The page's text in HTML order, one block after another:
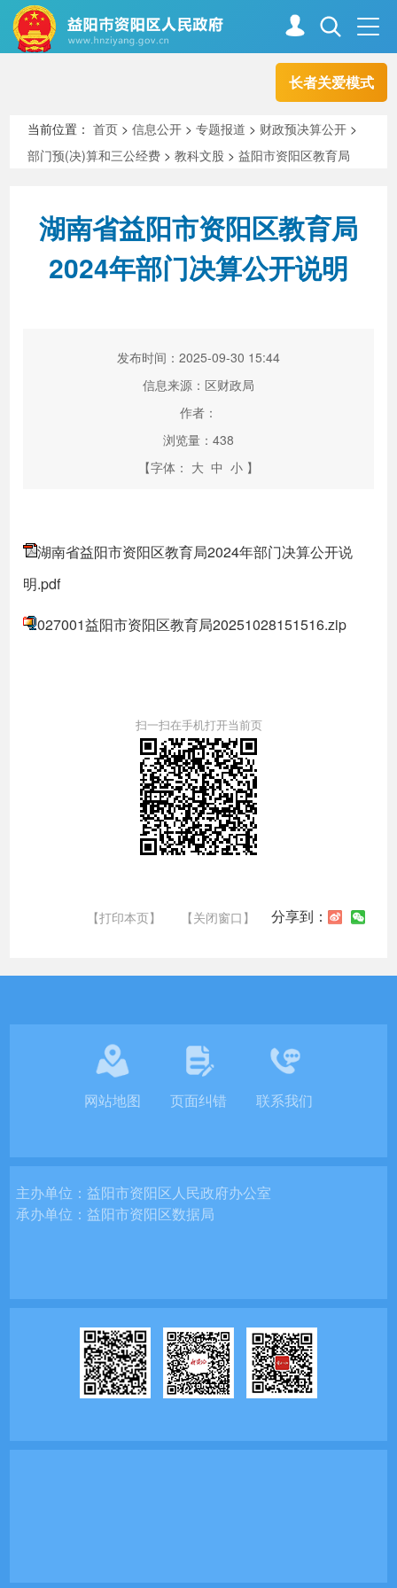
长者关爱模式
走进资阳
新闻中心 解读回应
高效办成一件事
当前位置：首页 >信息公开 >专题报道 > 财政预决算公开 >
部门预(决)算和三公经费 >教科文股 >益阳市资阳区教育局
湖南省益阳市资阳区教育局
2024年部门决算公开说明
发布时间：2025-09-30 15:44
信息来源：区财政局
作者：
浏览量： 438
【字体： 大 中 小 】
湖南省益阳市资阳区教育局2024年部门决算公开说
明.pdf
027001益阳市资阳区教育局20251028151516.zip
扫一扫在手机打开当前页
【打印本页】 【关闭窗口】 分享到：
网站地图 页面纠错 联系我们
主办单位：益阳市资阳区人民政府办公室
承办单位：益阳市资阳区数据局